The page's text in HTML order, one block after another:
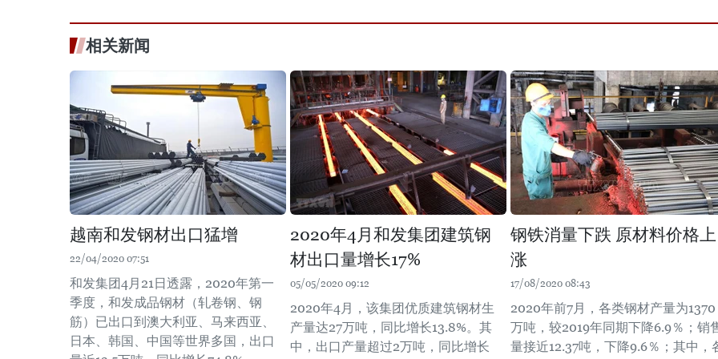
相关新闻
越南和发钢材出口猛增
22/04/2020 07:51
和发集团4月21日透露，2020年第一
季度，和发成品钢材（轧卷钢、钢
筋）已出口到澳大利亚、马来西亚、
日本、韩国、中国等世界多国，出口
2020年4月和发集团建筑钢
材出口量增长17%
05/05/2020 09:12
2020年4月，该集团优质建筑钢材生
产量达27万吨，同比增长13.8%。其
中，出口产量超过2万吨，同比增长
钢铁消量下跌 原材料价格上
涨
17/08/2020 08:43
2020年前7月，各类钢材产量为1370
万吨，较2019年同期下降6.9％；销
量接近12.37吨，下降9.6％；其中，